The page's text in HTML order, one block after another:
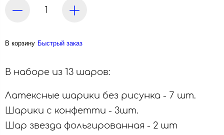
В корзину Быстрый заказ
В наборе из 13 шаров:
Латексные шарики без рисунка - 7 шт.
Шарики с конфетти - 3шт.
Шар звезда фольгированная - 2 шт